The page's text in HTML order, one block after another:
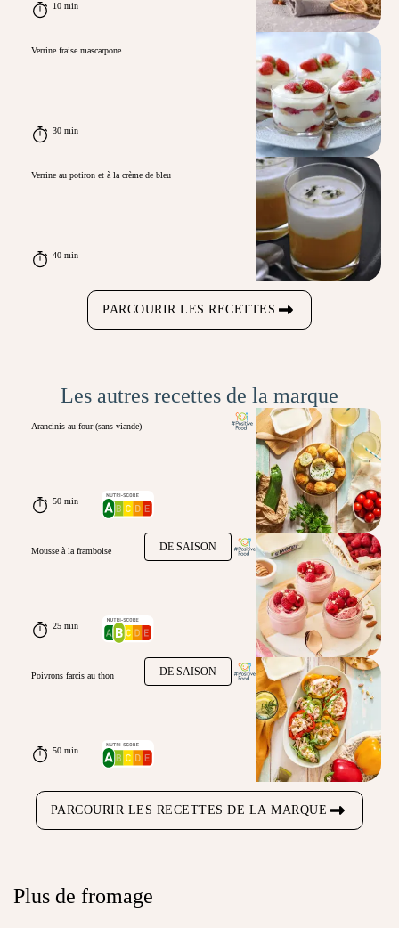
10 min
Verrine fraise mascarpone
30 min
Verrine au potiron et à la crème de bleu
40 min
PARCOURIR LES RECETTES
Les autres recettes de la marque
Arancinis au four (sans viande)
50 min
DE SAISON
Mousse à la framboise
25 min
DE SAISON
Poivrons farcis au thon
50 min
PARCOURIR LES RECETTES DE LA MARQUE
Plus de fromage